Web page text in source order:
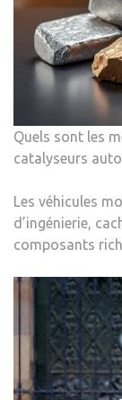
Quels sont les
catalyseurs
Les véhicules
d’ingénierie,
composants